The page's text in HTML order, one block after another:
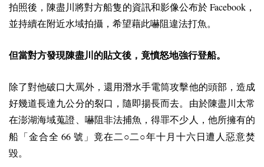
拍照後，陳盡川將對方船隻的資訊和影像公布於 Facebook，
並持續在附近水域拍攝，希望藉此嚇阻違法打魚。
但當對方發現陳盡川的貼文後，竟憤怒地強行登船。
除了對他破口大罵外，還用潛水手電筒攻擊他的頭部，造成
好幾道長達九公分的裂口，隨即揚長而去。由於陳盡川太常
在澎湖海域蒐證、嚇阻非法捕魚，得罪不少人，他所擁有的
船「金合全66 號」竟在二○二○年十月十六日遭人惡意焚
毀。